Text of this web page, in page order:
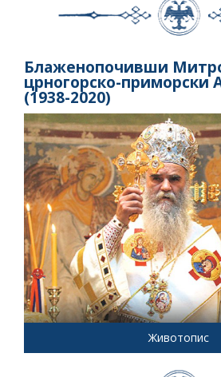
Блаженопочивши
црногорско-приморски
(1938-2020)
Животопис